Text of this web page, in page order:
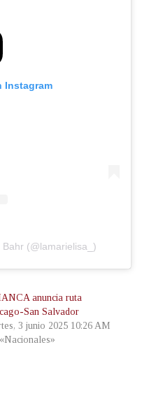
Instagram
(@lamarielisa_)
anuncia ruta
San Salvador
3 junio 2025 10:26 AM